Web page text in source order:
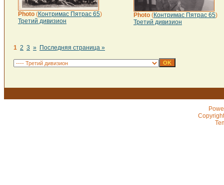
Photo (Контримас Пятрас 65)
Третий дивизион
Photo (Контримас Пятрас 65)
Третий дивизион
1 2 3 » Последняя страница »